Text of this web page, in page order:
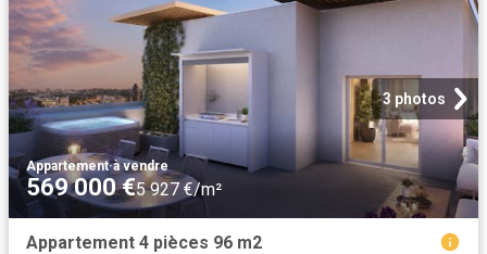
3 photos
Appartement·à vendre
569 000 €5 927 €/m²
Appartement 4 pièces 96 m2